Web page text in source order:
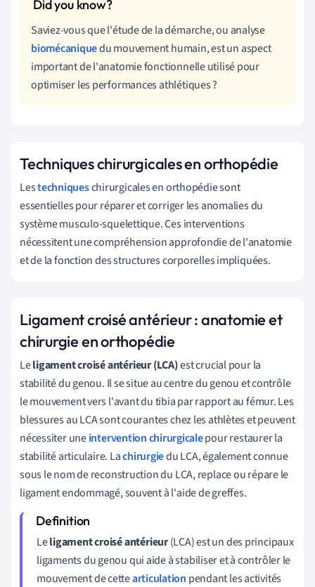
Saviez-vous que l'étude de la démarche, ou analyse
biomécaniquedu mouvement humain, est un aspect
important de l'anatomie fonctionnelle utilisé pour
optimiser les performances athlétiques ?
Techniques chirurgicales en orthopédie
Lestechniqueschirurgicales en orthopédie sont
essentielles pour réparer et corriger les anomalies du
système musculo-squelettique. Ces interventions
nécessitent une compréhension approfondie de l'anatomie
et de la fonction des structures corporelles impliquées.
Ligament croisé antérieur : anatomie et
chirurgie en orthopédie
Leligament croisé antérieur (LCA)est crucial pour la
stabilité du genou. Il se situe au centre du genou et contrôle
le mouvement vers l'avant du tibia par rapport au fémur. Les
blessures au LCA sont courantes chez les athlètes et peuvent
nécessiter uneintervention chirurgicalepour restaurer la
stabilité articulaire. Lachirurgiedu LCA, également connue
sous le nom de reconstruction du LCA, replace ou répare le
ligament endommagé, souvent à l'aide de greffes.
Leligament croisé antérieur(LCA) est un des principaux
ligaments du genou qui aide à stabiliser et à contrôler le
mouvement de cettearticulation pendant les activités